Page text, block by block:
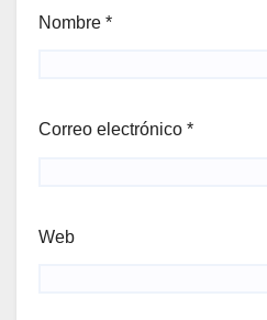
Nombre *
Correo electrónico *
Web